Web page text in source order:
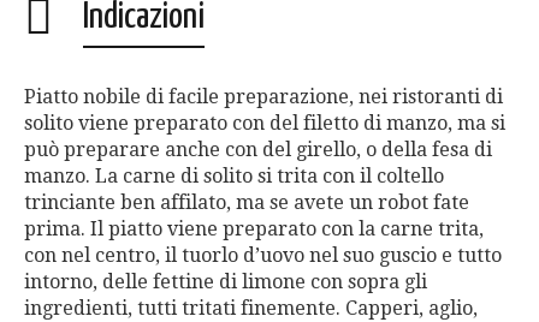
Indicazioni
Piatto nobile di facile preparazione, nei ristoranti di
solito viene preparato con del filetto di manzo, ma si
può preparare anche con del girello, o della fesa di
manzo. La carne di solito si trita con il coltello
trinciante ben affilato, ma se avete un robot fate
prima. Il piatto viene preparato con la carne trita,
con nel centro, il tuorlo d’uovo nel suo guscio e tutto
intorno, delle fettine di limone con sopra gli
ingredienti, tutti tritati finemente. Capperi, aglio,